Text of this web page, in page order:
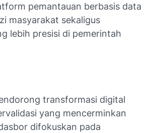
pemantauan berbasis data
masyarakat sekaligus
lebih presisi di pemerintah
transformasi digital
yang mencerminkan
difokuskan pada